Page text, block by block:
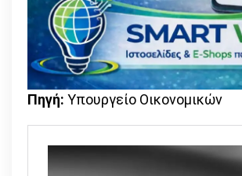
Πηγή: Υπουργείο Οικονομικών